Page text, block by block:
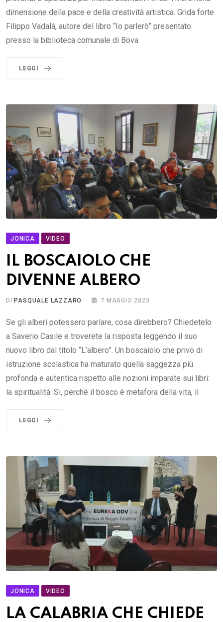
dimensione della pace e della creatività artistica. Grida forte
Filippo Vadalà, autore del libro “Io parlerò” presentato
presso la biblioteca comunale di Bova
LEGGI
JONICA VIDEO
IL BOSCAIOLO CHE
DIVENNE ALBERO
DI PASQUALE LAZZARO 7 MAGGIO 2023
Se gli alberi potessero parlare, cosa direbbero? Chiedetelo
a Saverio Casile e troverete la risposta leggendo il suo
nuovo libro dal titolo “L’albero”. Un boscaiolo che privo di
istruzione scolastica ha maturato quella saggezza più
profonda e autentica rispetto alle nozioni imparate sui libri:
la spiritualità. Si, perché il bosco è metafora della vita, il
LEGGI
JONICA VIDEO
LA CALABRIA CHE CHIEDE